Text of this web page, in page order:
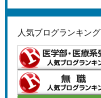
人気ブログランキング